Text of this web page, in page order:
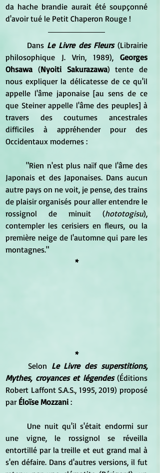
da hache brandie aurait été soupçonné
d'avoir tué le Petit Chaperon Rouge !
	Dans
Le Livre des Fleurs (Librairie
philosophique J. Vrin, 1989), Georges
Ohsawa (Nyoiti Sakurazawa) tente de
nous expliquer la délicatesse de ce qu'il
appelle l'âme japonaise [au sens de ce
que Steiner appelle l'âme des peuples] à
travers des coutumes ancestrales
difficiles à appréhender pour des
Occidentaux modernes :
	"Rien n'est plus naïf que l'âme des
Japonais et des Japonaises. Dans aucun
autre pays on ne voit, je pense, des trains
de plaisir organisés pour aller entendre le
rossignol de minuit (hototogisu),
contempler les cerisiers en fleurs, ou la
première neige de l'automne qui pare les
montagnes."
*
*
Selon Le Livre des superstitions,
Mythes, croyances et légendes (Éditions
Robert Laffont S.A.S., 1995, 2019) proposé
par Éloïse Mozzani :
Une nuit qu'il s'était endormi sur
une vigne, le rossignol se réveilla
entortillé par la treille et eut grand mal à
s'en défaire. Dans d'autres versions, il fut